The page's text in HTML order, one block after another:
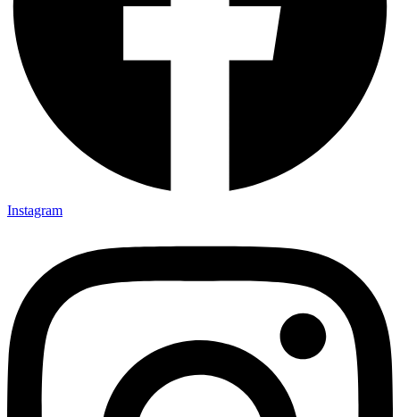
Instagram